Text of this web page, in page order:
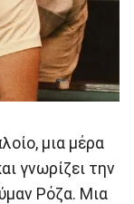
μια μέρα
γνωρίζει την
Ρόζα. Μια